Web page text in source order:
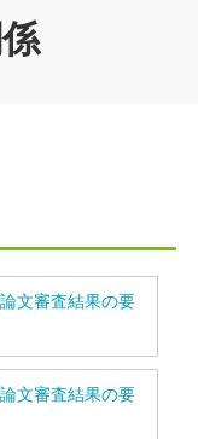
文審査結果の要
文審査結果の要